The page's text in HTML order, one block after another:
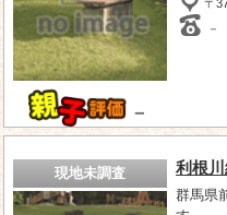
－
〒
－
現地未調査 利根川
群馬県